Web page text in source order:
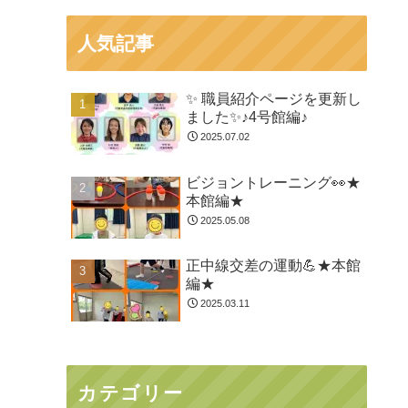
人気記事
✨ 職員紹介ページを更新し
ました✨♪4号館編♪
2025.07.02
ビジョントレーニング👀★
本館編★
2025.05.08
正中線交差の運動💪★本館
編★
2025.03.11
カテゴリー